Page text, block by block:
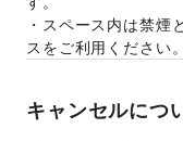
・スペース内は禁煙
スをご利用ください。
キャンセルにつ